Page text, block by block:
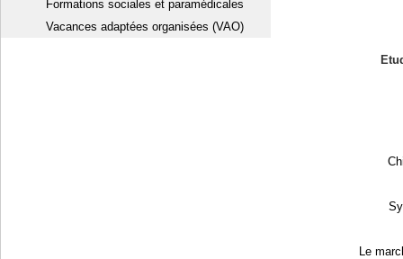
Formations sociales et paramédicales
Vacances adaptées organisées (VAO)
Le